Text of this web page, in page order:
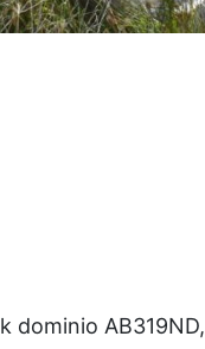
dominio AB319ND,